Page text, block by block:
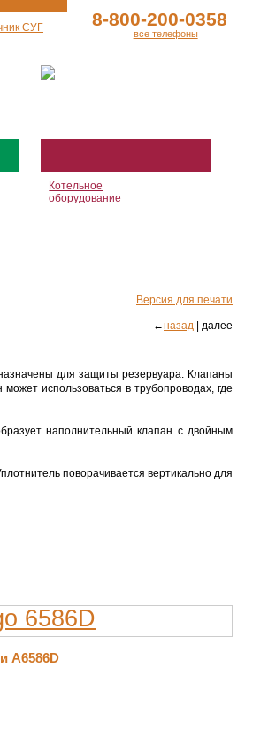
СУГ 8-800-200-0358
все телефоны
Котельное
оборудование
Версия для печати
←назад | далее
для защиты резервуара. Клапаны
использоваться в трубопроводах, где
наполнительный клапан с двойным
поворачивается вертикально для
А6586D